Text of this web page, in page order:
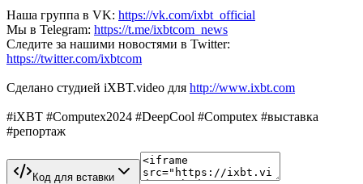
Наша группа в VK: https://vk.com/ixbt_official
Мы в Telegram: https://t.me/ixbtcom_news
Следите за нашими новостями в Twitter:
https://twitter.com/ixbtcom
Сделано студией iXBT.video для http://www.ixbt.com
#iXBT #Computex2024 #DeepCool #Computex #выставка
#репортаж
Код для вставки